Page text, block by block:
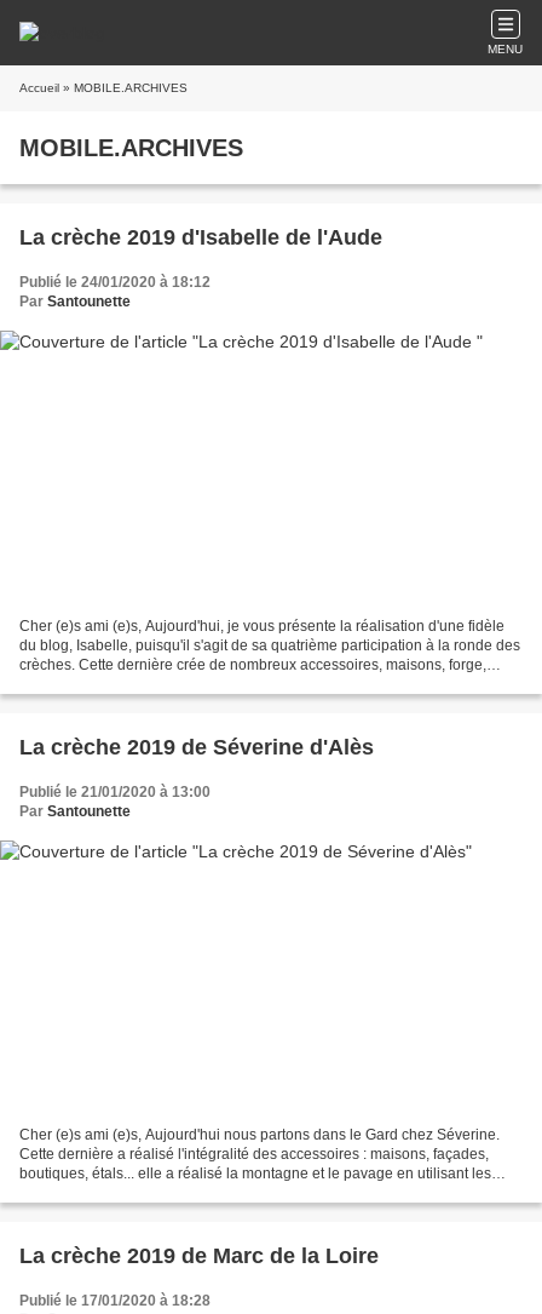
MENU
Accueil » MOBILE.ARCHIVES
MOBILE.ARCHIVES
La crèche 2019 d'Isabelle de l'Aude
Publié le 24/01/2020 à 18:12
Par Santounette
Cher (e)s ami (e)s, Aujourd'hui, je vous présente la réalisation d'une fidèle
du blog, Isabelle, puisqu'il s'agit de sa quatrième participation à la ronde des
crèches. Cette dernière crée de nombreux accessoires, maisons, forge,
La crèche 2019 de Séverine d'Alès
Publié le 21/01/2020 à 13:00
Par Santounette
Cher (e)s ami (e)s, Aujourd'hui nous partons dans le Gard chez Séverine.
Cette dernière a réalisé l'intégralité des accessoires : maisons, façades,
boutiques, étals... elle a réalisé la montagne et le pavage en utilisant les
La crèche 2019 de Marc de la Loire
Publié le 17/01/2020 à 18:28